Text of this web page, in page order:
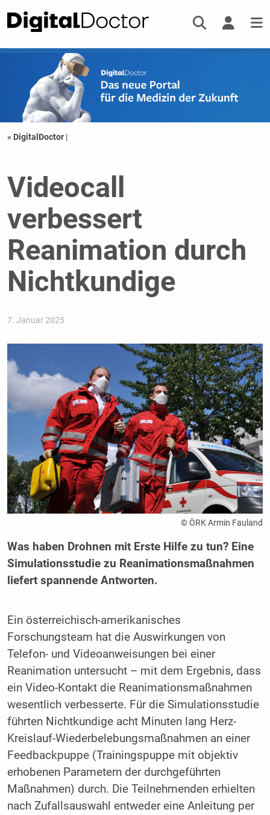
« DigitalDoctor |
Videocall
verbessert
Reanimation durch
Nichtkundige
7. Januar 2025
© ÖRK Armin Fauland
Was haben Drohnen mit Erste Hilfe zu tun? Eine
Simulationsstudie zu Reanimationsmaßnahmen
liefert spannende Antworten.
Ein österreichisch-amerikanisches
Forschungsteam hat die Auswirkungen von
Telefon- und Videoanweisungen bei einer
Reanimation untersucht – mit dem Ergebnis, dass
ein Video-Kontakt die Reanimationsmaßnahmen
wesentlich verbesserte. Für die Simulationsstudie
führten Nichtkundige acht Minuten lang Herz-
Kreislauf-Wiederbelebungsmaßnahmen an einer
Feedbackpuppe (Trainingspuppe mit objektiv
erhobenen Parametern der durchgeführten
Maßnahmen) durch. Die Teilnehmenden erhielten
nach Zufallsauswahl entweder eine Anleitung per